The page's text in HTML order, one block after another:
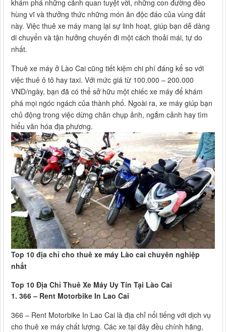
khám phá những cảnh quan tuyệt vời, những con đường đèo
hùng vĩ và thưởng thức những món ăn độc đáo của vùng đất
này. Việc thuê xe máy mang lại sự linh hoạt, giúp bạn dễ dàng
di chuyển và tận hưởng chuyến đi một cách thoải mái, tự do
nhất.
Thuê xe máy ở Lào Cai cũng tiết kiệm chi phí đáng kể so với
việc thuê ô tô hay taxi. Với mức giá từ 100.000 – 200.000
VND/ngày, bạn đã có thể sở hữu một chiếc xe máy để khám
phá mọi ngóc ngách của thành phố. Ngoài ra, xe máy giúp bạn
chủ động trong việc dừng chân chụp ảnh, ngắm cảnh hay tìm
hiểu văn hóa địa phương.
Top 10 địa chỉ cho thuê xe máy Lào cai chuyên nghiệp
nhất
Top 10 Địa Chỉ Thuê Xe Máy Uy Tín Tại Lào Cai
1. 366 – Rent Motorbike In Lao Cai
366 – Rent Motorbike In Lao Cai là địa chỉ nổi tiếng với dịch vụ
cho thuê xe máy chất lượng. Các xe tại đây đều chính hãng,